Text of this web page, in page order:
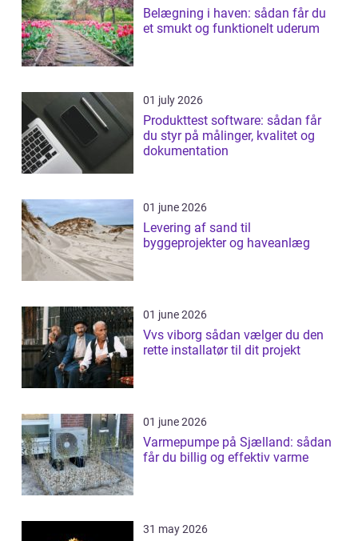
Belægning i haven: sådan får du
et smukt og funktionelt uderum
01 july 2026
Produkttest software: sådan får
du styr på målinger, kvalitet og
dokumentation
01 june 2026
Levering af sand til
byggeprojekter og haveanlæg
01 june 2026
Vvs viborg sådan vælger du den
rette installatør til dit projekt
01 june 2026
Varmepumpe på Sjælland: sådan
får du billig og effektiv varme
31 may 2026